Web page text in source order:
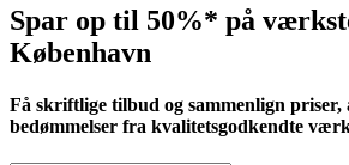
Spar op til 50%* på
København
Få skriftlige tilbud og sammenlign priser,
bedømmelser fra kvalitetsgodkendte